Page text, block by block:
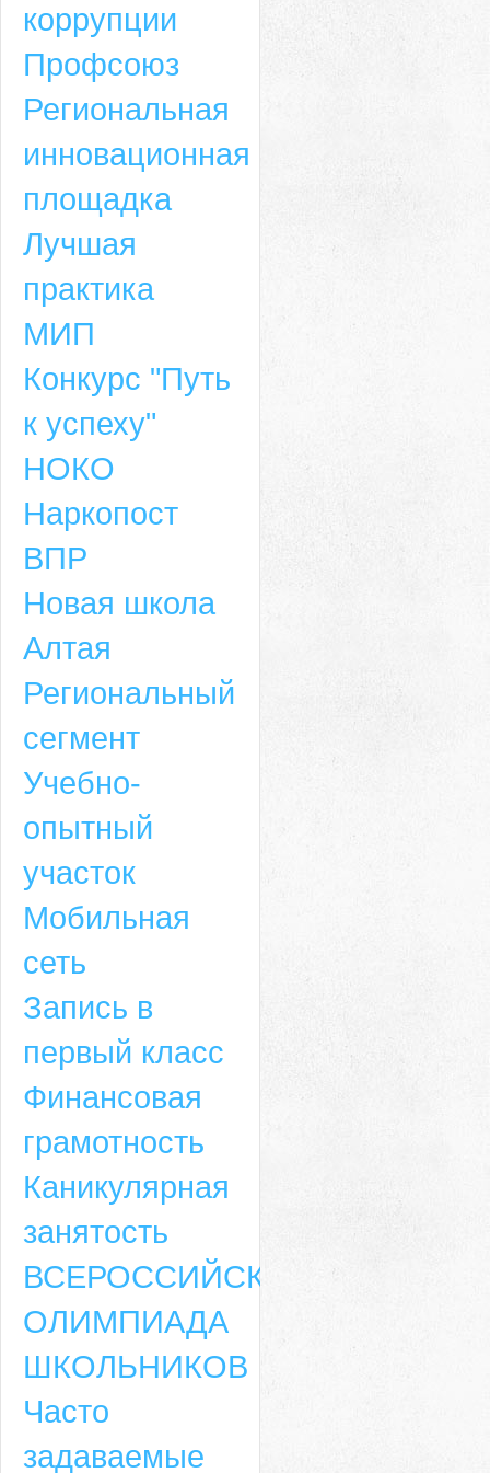
коррупции
Профсоюз
Региональная
инновационная
площадка
Лучшая
практика
МИП
Конкурс "Путь
к успеху"
НОКО
Наркопост
ВПР
Новая школа
Алтая
Региональный
сегмент
Учебно-
опытный
участок
Мобильная
сеть
Запись в
первый класс
Финансовая
грамотность
Каникулярная
занятость
ВСЕРОССИЙСКАЯ
ОЛИМПИАДА
ШКОЛЬНИКОВ
Часто
задаваемые